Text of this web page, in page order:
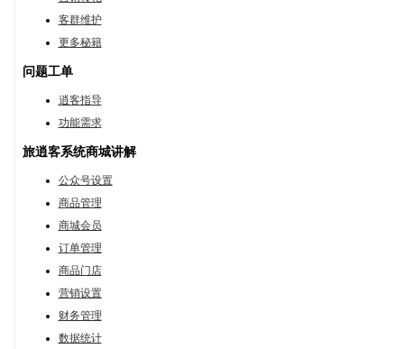
客群维护
更多秘籍
问题工单
逍客指导
功能需求
旅逍客系统商城讲解
公众号设置
商品管理
商城会员
订单管理
商品门店
营销设置
财务管理
数据统计